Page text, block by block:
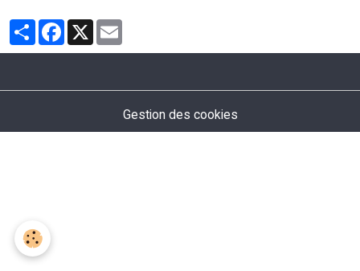
PartagerFacebook
X
Gestion des cookies